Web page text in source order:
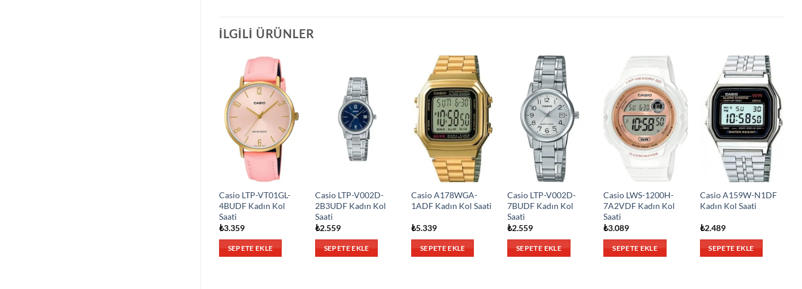
İLGILI ÜRÜNLER
Casio LTP-VT01GL-
4BUDF Kadın Kol
Saati
₺3.359
SEPETE EKLE
Casio LTP-V002D-
2B3UDF Kadın Kol
Saati
₺2.559
SEPETE EKLE
Casio A178WGA-
1ADF Kadın Kol Saati
₺5.339
SEPETE EKLE
Casio LTP-V002D-
7BUDF Kadın Kol
Saati
₺2.559
SEPETE EKLE
Casio LWS-1200H-
7A2VDF Kadın Kol
Saati
₺3.089
SEPETE EKLE
Casio A159W-N1DF
Kadın Kol Saati
₺2.489
SEPETE EKLE